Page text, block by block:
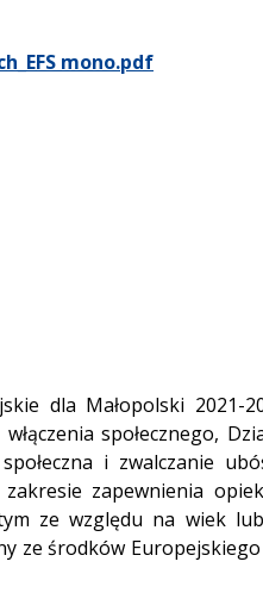
mono.pdf
dla Małopolski 2021-
społecznego,
i zwalczanie
zapewnienia
ze względu na wiek
ze środków